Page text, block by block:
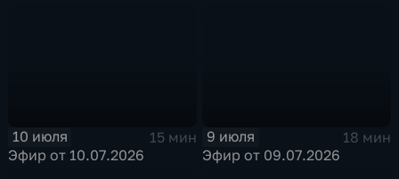
10 июля
15 мин
Эфир от 10.07.2026
9 июля
18 мин
Эфир от 09.07.2026